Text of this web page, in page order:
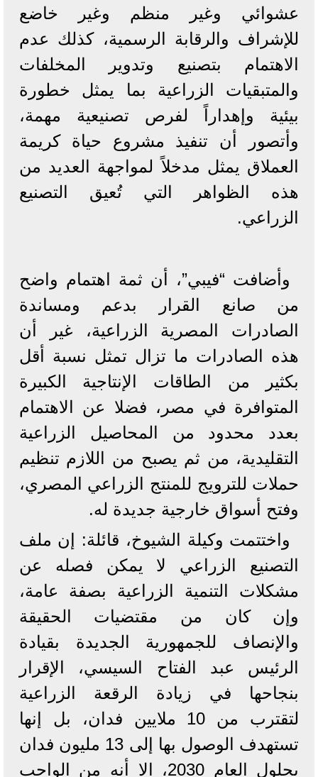
عشوائي وغير منظم وغير خاضع
للإشراف والرقابة الرسمية، كذلك عدم
الاهتمام بتصنيع وتدوير المخلفات
والمتبقيات الزراعية بما يمثل خطورة
بيئية وإهداراً لفرص تصنيعية مهمة،
وأتصور أن تنفيذ مشروع حياة كريمة
العملاق يمثل مدخلاً لمواجهة العديد من
هذه الظواهر التي تُعيق التصنيع
الزراعي.
وأضافت “فيبي”، أن ثمة اهتمام واضح
من صانع القرار بدعم ومساندة
الصادرات المصرية الزراعية، غير أن
هذه الصادرات ما تزال تمثل نسبة أقل
بكثير من الطاقات الإنتاجية الكبيرة
المتوافرة في مصر، فضلا عن الاهتمام
بعدد محدود من المحاصيل الزراعية
التقليدية، من ثم يصبح من اللازم تنظيم
حملات للترويج للمنتج الزراعي المصري،
وفتح أسواق خارجية جديدة له.
واختتمت وكيلة الشيوخ، قائلة: إن ملف
التصنيع الزراعي لا يمكن فصله عن
مشكلات التنمية الزراعية بصفة عامة،
وإن كان من مقتضيات الحقيقة
والإنصاف للجمهورية الجديدة بقيادة
الرئيس عبد الفتاح السيسي، الإقرار
بنجاحها في زيادة الرقعة الزراعية
لتقترب من 10 ملايين فدان، بل إنها
تستهدف الوصول بها إلى 13 مليون فدان
بحلول العام 2030، الا أنه من الواجب